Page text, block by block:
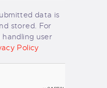
data is
stored. For
user
Policy